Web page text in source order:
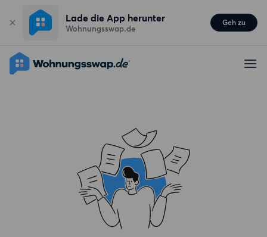
Lade die App herunter
Wohnungsswap.de
Geh zu